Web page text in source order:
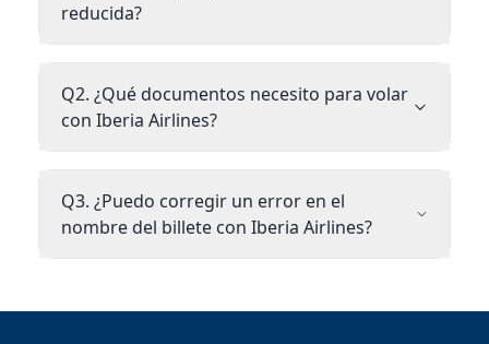
reducida?
Q2. ¿Qué documentos necesito para volar
con Iberia Airlines?
Q3. ¿Puedo corregir un error en el
nombre del billete con Iberia Airlines?